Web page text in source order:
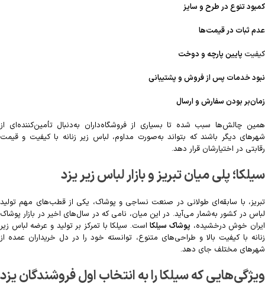
کمبود تنوع در طرح و سایز
عدم ثبات در قیمت‌ها
کیفیت پایین پارچه و دوخت
نبود خدمات پس از فروش و پشتیبانی
زمان‌بر بودن سفارش و ارسال
همین چالش‌ها سبب شده تا بسیاری از فروشگاه‌داران به‌دنبال تأمین‌کننده‌ای از
شهرهای دیگر باشند که بتواند به‌صورت مداوم، لباس زیر زنانه با کیفیت و قیمت
رقابتی در اختیارشان قرار دهد.
سیلکا؛ پلی میان تبریز و بازار لباس زیر یزد
تبریز، با سابقه‌ای طولانی در صنعت نساجی و پوشاک، یکی از قطب‌های مهم تولید
لباس در کشور به‌شمار می‌آید. در این میان، نامی که در سال‌های اخیر در بازار پوشاک
ایران خوش درخشیده، پوشاک سیلکااست. سیلکا با تمرکز بر تولید و عرضه لباس زیر
زنانه با کیفیت بالا و طراحی‌های متنوع، توانسته خود را در دل خریداران عمده از
شهرهای مختلف جای دهد.
ویژگی‌هایی که سیلکا را به انتخاب اول فروشندگان یزد